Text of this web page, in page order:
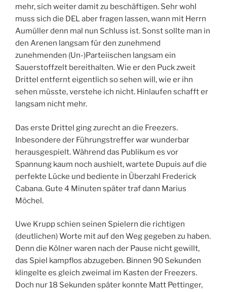
mehr, sich weiter damit zu beschäftigen. Sehr wohl
muss sich die DEL aber fragen lassen, wann mit Herrn
Aumüller denn mal nun Schluss ist. Sonst sollte man in
den Arenen langsam für den zunehmend
zunehmenden (Un-)Parteiischen langsam ein
Sauerstoffzelt bereithalten. Wie er den Puck zweit
Drittel entfernt eigentlich so sehen will, wie er ihn
sehen müsste, verstehe ich nicht. Hinlaufen schafft er
langsam nicht mehr.
Das erste Drittel ging zurecht an die Freezers.
Inbesondere der Führungstreffer war wunderbar
herausgespielt. Während das Publikum es vor
Spannung kaum noch aushielt, wartete Dupuis auf die
perfekte Lücke und bediente in Überzahl Frederick
Cabana. Gute 4 Minuten später traf dann Marius
Möchel.
Uwe Krupp schien seinen Spielern die richtigen
(deutlichen) Worte mit auf den Weg gegeben zu haben.
Denn die Kölner waren nach der Pause nicht gewillt,
das Spiel kampflos abzugeben. Binnen 90 Sekunden
klingelte es gleich zweimal im Kasten der Freezers.
Doch nur 18 Sekunden später konnte Matt Pettinger,